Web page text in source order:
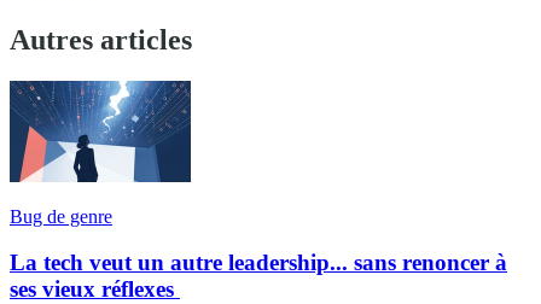
Autres articles
Bug de genre
La tech veut un autre leadership... sans renoncer à
ses vieux réflexes